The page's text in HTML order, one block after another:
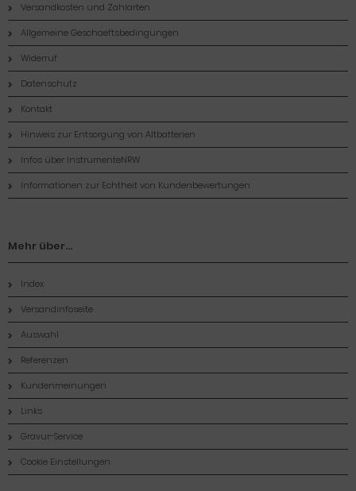
Versandkosten und Zahlarten
Allgemeine Geschaeftsbedingungen
Widerruf
Datenschutz
Kontakt
Hinweis zur Entsorgung von Altbatterien
Infos über InstrumenteNRW
Informationen zur Echtheit von Kundenbewertungen
Mehr über...
Index
Versandinfoseite
Auswahl
Referenzen
Kundenmeinungen
Links
Gravur-Service
Cookie Einstellungen